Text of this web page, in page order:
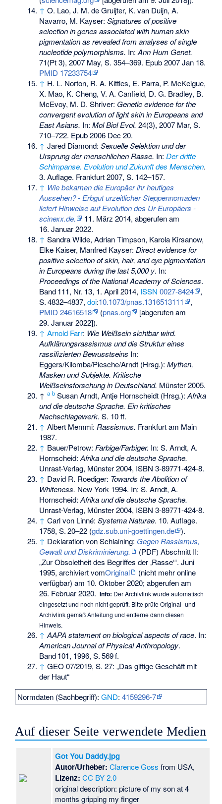
↑ O. Lao, J. M. de Gruijter, K. van Duijn, A.
Navarro, M. Kayser:Signatures of positive
selection in genes associated with human skin
pigmentation as revealed from analyses of single
nucleotide polymorphisms. In:Ann Hum Genet.
71(Pt 3), 2007 May, S. 354–369. Epub 2007 Jan 18.
PMID 17233754
↑ H. L. Norton, R. A. Kittles, E. Parra, P. McKeigue,
X. Mao, K. Cheng, V. A. Canfield, D. G. Bradley, B.
McEvoy, M. D. Shriver: Genetic evidence for the
convergent evolution of light skin in Europeans and
East Asians. In:Mol Biol Evol. 24(3), 2007 Mar, S.
710–722. Epub 2006 Dec 20.
↑ Jared Diamond:Sexuelle Selektion und der
Ursprung der menschlichen Rasse. In:Der dritte
Schimpanse. Evolution und Zukunft des Menschen.
3. Auflage. Frankfurt 2007, S. 142–157.
↑ Wie bekamen die Europäer ihr heutiges
Aussehen? - Erbgut urzeitlicher Steppennomaden
liefert Hinweise auf Evolution des Ur-Europäers -
scinexx.de.
11. März 2014, abgerufen am
16. Januar 2022.
↑ Sandra Wilde, Adrian Timpson, Karola Kirsanow,
Elke Kaiser, Manfred Kayser:Direct evidence for
positive selection of skin, hair, and eye pigmentation
in Europeans during the last 5,000 y. In:
Proceedings of the National Academy of Sciences.
Band111, Nr. 13, 1. April 2014, ISSN 0027-8424
,
S.4832–4837,doi:10.1073/pnas.1316513111
,
PMID 24616518
(pnas.org
[abgerufen am
29. Januar 2022]).
↑ Arnold Farr: Wie Weißsein sichtbar wird.
Aufklärungsrassismus und die Struktur eines
rassifizierten Bewusstseins In:
Eggers/Kilomba/Piesche/Arndt (Hrsg.):Mythen,
Masken und Subjekte. Kritische
Weißseinsforschung in Deutschland. Münster 2005.
↑a b Susan Arndt,Antje Hornscheidt (Hrsg.):Afrika
und die deutsche Sprache. Ein kritisches
Nachschlagewerk. S. 10 ff.
↑ Albert Memmi: Rassismus. Frankfurt am Main
1987.
↑ Bauer/Petrow: Farbige/Farbiger. In: S. Arndt, A.
Hornscheid:Afrika und die deutsche Sprache.
Unrast-Verlag, Münster 2004, ISBN 3-89771-424-8.
↑ David R. Roediger: Towards the Abolition of
Whiteness. New York 1994. In: S. Arndt, A.
Hornscheid:Afrika und die deutsche Sprache.
Unrast-Verlag, Münster 2004, ISBN 3-89771-424-8.
↑ Carl von Linné:Systema Naturae. 10. Auflage.
1758,S.20–22 (gdz.sub.uni-goettingen.de
).
↑ Deklaration von Schlaining: Gegen Rassismus,
Gewalt und Diskriminierung.
(PDF) Abschnitt II:
„Zur Obsoletheit des Begriffes der ‚Rasse‘“. Juni
1995, archiviert vomOriginal
(nicht mehr online
verfügbar) am 10. Oktober 2020; abgerufen am
26. Februar 2020. Info: Der Archivlink wurde automatisch
eingesetzt und noch nicht geprüft. Bitte prüfe Original- und
Archivlink gemäßAnleitung und entferne dann diesen
Hinweis.
↑ AAPA statement on biological aspects of race. In:
American Journal of Physical Anthropology.
Band101, 1996,S.569f.
↑ GEO 07/2019, S. 27: „Das giftige Geschäft mit
der Haut“
Normdaten (Sachbegriff):GND:4159296-7
Auf dieser Seite verwendete Medien
Got You Daddy.jpg
Autor/Urheber: Clarence Goss from USA,
Lizenz: CC BY 2.0
original description: picture of my son at 4
months gripping my finger